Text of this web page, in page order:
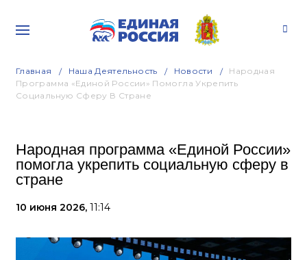
Главная Наша Деятельность Новости
Народная
Программа «Единой России» Помогла Укрепить
Социальную Сферу В Стране
Народная программа «Единой России»
помогла укрепить социальную сферу в
стране
10 июня 2026, 11:14